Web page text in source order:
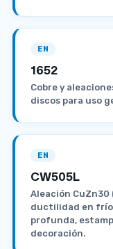
EN
1652
Cobre y
discos para uso
EN
CW505L
Aleación
ductilidad en
profunda,
decoración.